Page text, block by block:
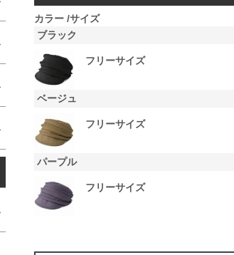
カラー サイズ
ブラック
フリーサイズ
ベージュ
フリーサイズ
パープル
フリーサイズ